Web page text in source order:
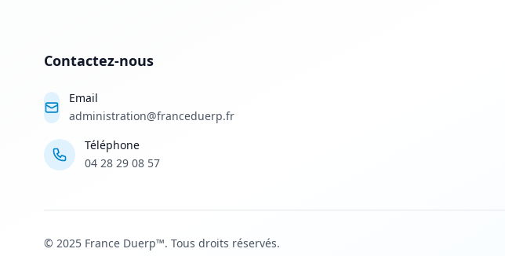
Contactez-nous
Email
administration@franceduerp.fr
Téléphone
04 28 29 08 57
© 2025 France Duerp™. Tous droits réservés.